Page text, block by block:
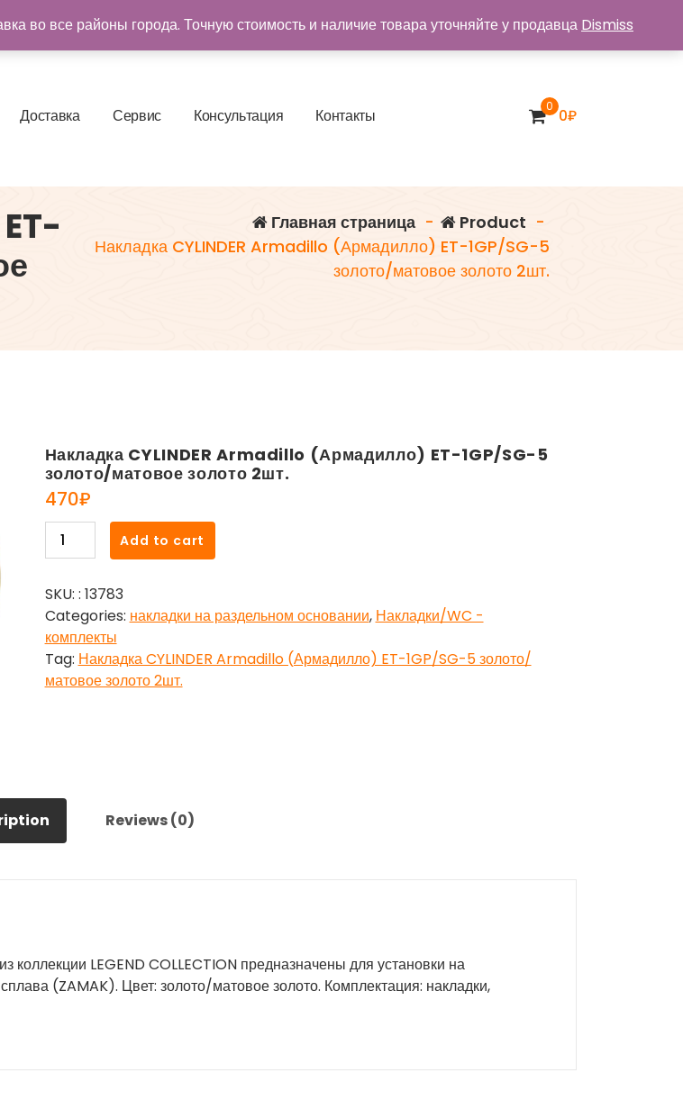
Доставка Сервис Консультация Контакты 0 0₽
Главная страница - Product -
Накладка CYLINDER Armadillo (Армадилло) ET-1GP/SG-5
золото/матовое золото 2шт.
Накладка CYLINDER Armadillo (Армадилло) ET-1GP/SG-5
золото/матовое золото 2шт.
470₽
Накладка
CYLINDER
(Армадилло)
ET-
1GP/SG-
5
золото/
Add to cart
SKU: : 13783
Categories: накладки на раздельном основании, Накладки/WC -
комплекты
Tag: Накладка CYLINDER Armadillo (Армадилло) ET-1GP/SG-5 золото/
матовое золото 2шт.
Reviews (0)
коллекции LEGEND COLLECTION предназначены для установки на
(ZAMAK). Цвет: золото/матовое золото. Комплектация: накладки,
во все районы города. Точную стоимость и наличие товара уточняйте у продавца Dismiss